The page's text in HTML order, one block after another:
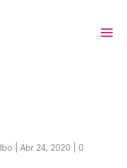
Abr 24, 2020
0
ESPLAI